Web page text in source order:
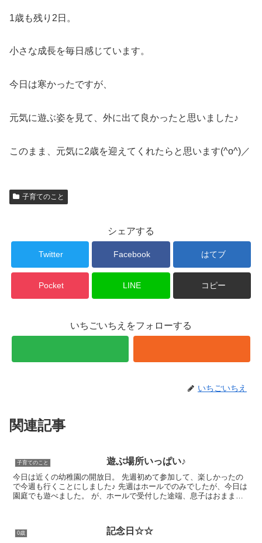
1歳も残り2日。
小さな成長を毎日感じています。
今日は寒かったですが、
元気に遊ぶ姿を見て、外に出て良かったと思いました♪
このまま、元気に2歳を迎えてくれたらと思います(^o^)／
子育てのこと
シェアする
Twitter Facebook はてブ
Pocket LINE コピー
いちごいちえをフォローする
いちごいちえ
関連記事
子育てのこと 遊ぶ場所いっぱい♪
今日は近くの幼稚園の開放日。 先週初めて参加して、楽しかったの
で今週も行くことにしました♪ 先週はホールでのみでしたが、今日は
園庭でも遊べました。 が、ホールで受付した途端、息子はおままご
0歳 記念日☆☆